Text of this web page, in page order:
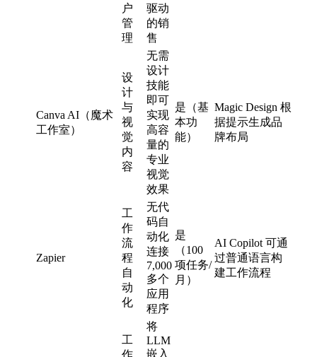
户
管
理
驱动
的销
售
Canva AI（魔术
工作室）
设
计
与
视
觉
内
容
无需
设计
技能
即可
实现
高容
量的
专业
视觉
效果
是（基
本功
能）
Magic Design 根
据提示生成品
牌布局
Zapier
工
作
流
程
自
动
化
无代
码自
动化
连接
7,000
多个
应用
程序
是
（100
项任务/
月）
AI Copilot 可通
过普通语言构
建工作流程
工
作
将
LLM
嵌入